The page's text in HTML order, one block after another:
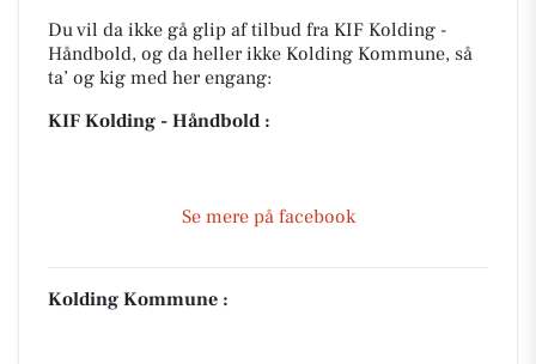
Du vil da ikke gå glip af tilbud fra KIF Kolding -
Håndbold, og da heller ikke Kolding Kommune, så
ta’ og kig med her engang:
KIF Kolding - Håndbold :
Se mere på facebook
Kolding Kommune :